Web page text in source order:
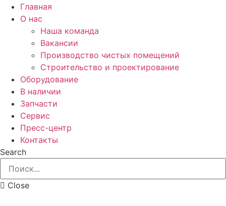
Главная
О нас
Наша команда
Вакансии
Производство чистых помещений
Строительство и проектирование
Оборудование
В наличии
Запчасти
Сервис
Пресс-центр
Контакты
Search
Close